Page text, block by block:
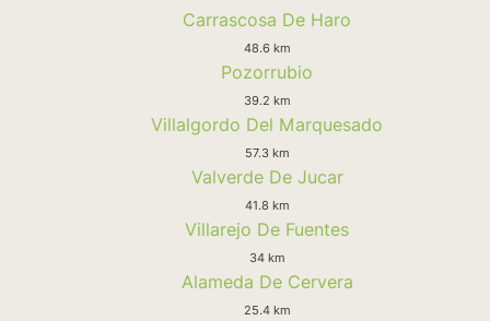
Carrascosa De Haro
48.6 km
Pozorrubio
39.2 km
Villalgordo Del Marquesado
57.3 km
Valverde De Jucar
41.8 km
Villarejo De Fuentes
34 km
Alameda De Cervera
25.4 km